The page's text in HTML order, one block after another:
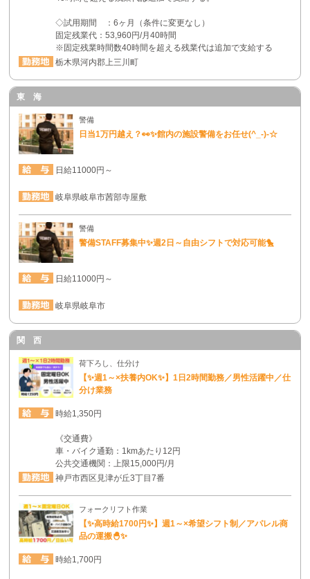
◇試用期間 ：6ヶ月（条件に変更なし）
固定残業代：53,960円/月40時間
※固定残業時間数40時間を超える残業代は追加で支給する
栃木県河内郡上三川町
東 海
警備
日当1万円越え？👀✨館内の施設警備をお任せ(^_-)-☆
日給11000円～
岐阜県岐阜市茜部寺屋敷
警備
警備STAFF募集中✨週2日～自由シフトで対応可能🐤
日給11000円～
岐阜県岐阜市
関 西
荷下ろし、仕分け
【✨週1～×扶養内OK✨】1日2時間勤務／男性活躍中／仕
分け業務
時給1,350円
《交通費》
車・バイク通勤：1kmあたり12円
公共交通機関：上限15,000円/月
神戸市西区見津が丘3丁目7番
フォークリフト作業
【✨高時給1700円✨】週1～×希望シフト制／アパレル商
品の運搬🐣✨
時給1,700円